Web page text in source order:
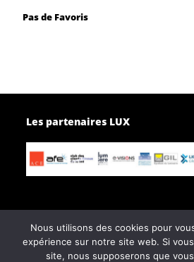
Pas de Favoris
Les partenaires LUX
Page d’accueil
Contactez-nous
Nous utilisons des cookies pour
expérience sur notre site web. Si
site, nous supposerons que